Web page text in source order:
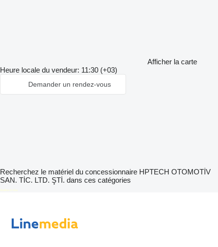
Afficher la carte
Heure locale du vendeur: 11:30 (+03)
Demander un rendez-vous
Recherchez le matériel du concessionnaire HPTECH OTOMOTİV
SAN. TİC. LTD. ŞTİ. dans ces catégories
disallow-in-dsa